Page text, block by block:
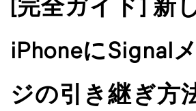
[完全ガイド] 新
iPhoneにSignal
ジの引き継ぎ方